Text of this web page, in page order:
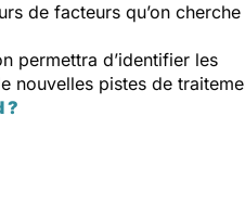
de facteurs qu’on cherche
permettra d’identifier les
nouvelles pistes de
?